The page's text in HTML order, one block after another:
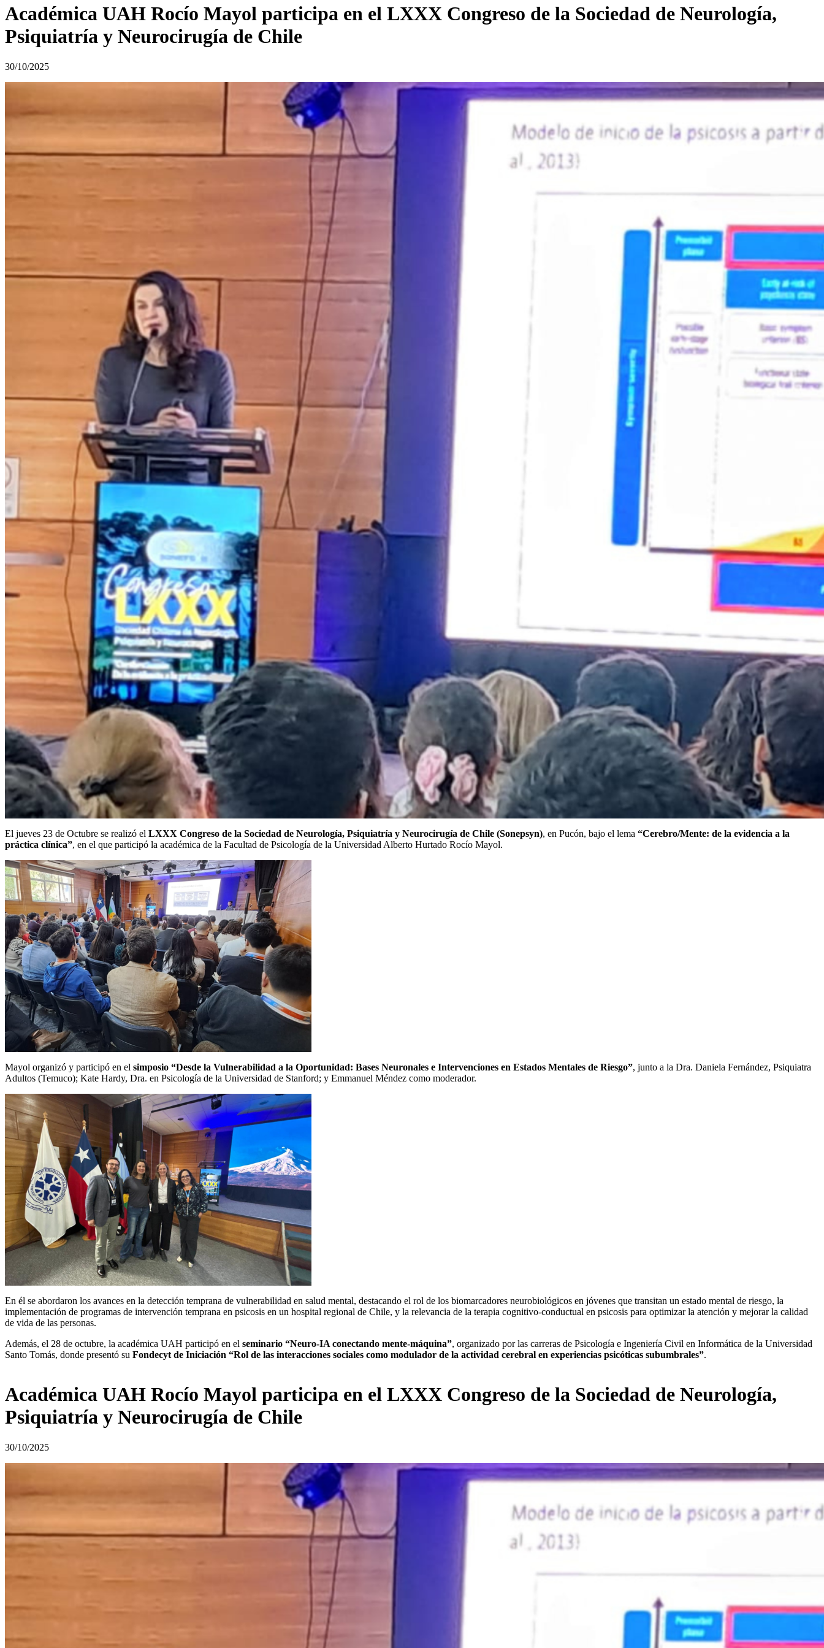
Académica UAH Rocío Mayol participa en el LXXX Congreso de la Sociedad de Neurología,
Psiquiatría y Neurocirugía de Chile
30/10/2025
El jueves 23 de Octubre se realizó el LXXX Congreso de la Sociedad de Neurología, Psiquiatría y Neurocirugía de Chile (Sonepsyn), en Pucón, bajo el lema “Cerebro/Mente: de la evidencia a la
práctica clínica”, en el que participó la académica de la Facultad de Psicología de la Universidad Alberto Hurtado Rocío Mayol.
Mayol organizó y participó en el simposio “Desde la Vulnerabilidad a la Oportunidad: Bases Neuronales e Intervenciones en Estados Mentales de Riesgo”, junto a la Dra. Daniela Fernández, Psiquiatra
Adultos (Temuco); Kate Hardy, Dra. en Psicología de la Universidad de Stanford; y Emmanuel Méndez como moderador.
En él se abordaron los avances en la detección temprana de vulnerabilidad en salud mental, destacando el rol de los biomarcadores neurobiológicos en jóvenes que transitan un estado mental de riesgo, la
implementación de programas de intervención temprana en psicosis en un hospital regional de Chile, y la relevancia de la terapia cognitivo-conductual en psicosis para optimizar la atención y mejorar la calidad
de vida de las personas.
Además, el 28 de octubre, la académica UAH participó en el seminario “Neuro-IA conectando mente-máquina”, organizado por las carreras de Psicología e Ingeniería Civil en Informática de la Universidad
Santo Tomás, donde presentó su Fondecyt de Iniciación “Rol de las interacciones sociales como modulador de la actividad cerebral en experiencias psicóticas subumbrales”.
Académica UAH Rocío Mayol participa en el LXXX Congreso de la Sociedad de Neurología,
Psiquiatría y Neurocirugía de Chile
30/10/2025